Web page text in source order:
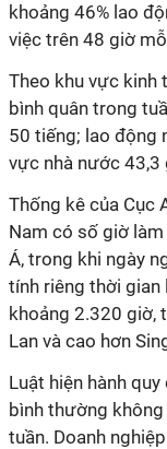
khoảng 46% lao
việc trên 48 giờ
Theo khu vực kinh
bình quân trong
50 tiếng; lao động
vực nhà nước 43,3
Thống kê của Cục
Nam có số giờ
Á, trong khi ngày
tính riêng thời
khoảng 2.320 giờ,
Lan và cao hơn
Luật hiện hành
bình thường
tuần. Doanh